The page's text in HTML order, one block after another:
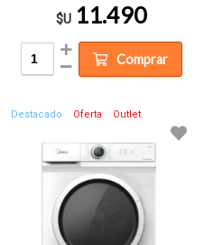
$U 11.490
Comprar
Destacado Oferta Outlet